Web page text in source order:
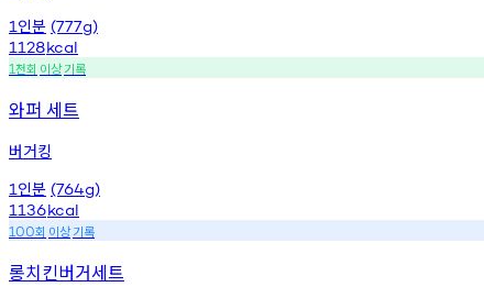
1 인분 (777g)
1128kcal
1천회 이상기록
와퍼 세트
버거킹
1 인분 (764g)
1136kcal
100회 이상기록
롱치킨버거세트